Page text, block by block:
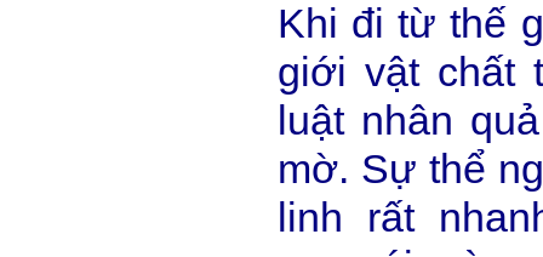
Khi đi từ thế
giới vật chất
luật nhân
mờ. Sự thể
linh rất